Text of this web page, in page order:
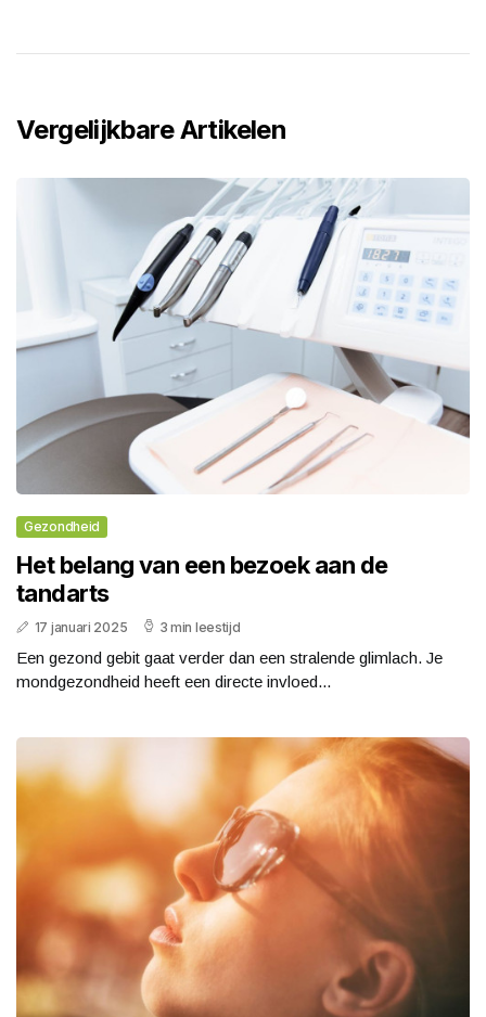
Vergelijkbare Artikelen
Gezondheid
Het belang van een bezoek aan de
tandarts
17 januari 2025 3 min leestijd
Een gezond gebit gaat verder dan een stralende glimlach. Je
mondgezondheid heeft een directe invloed...